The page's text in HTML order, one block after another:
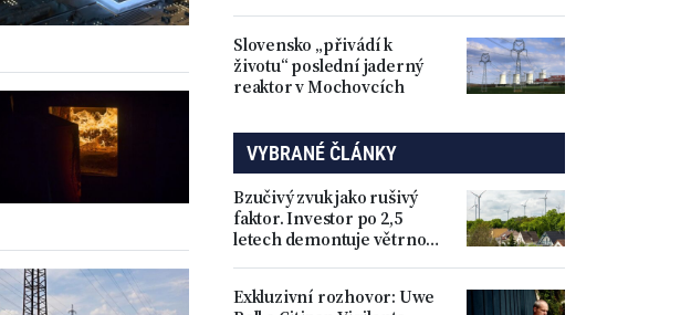
Slovensko „přivádí k
životu“ poslední jaderný
reaktor v Mochovcích
VYBRANÉ ČLÁNKY
Bzučivý zvuk jako rušivý
faktor. Investor po 2,5
letech demontuje větrnou
Exkluzivní rozhovor: Uwe